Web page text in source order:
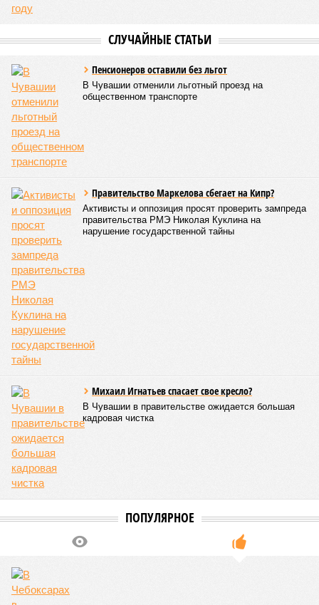
СЛУЧАЙНЫЕ СТАТЬИ
Пенсионеров оставили без льгот
В Чувашии отменили льготный проезд на
общественном транспорте
Правительство Маркелова сбегает на Кипр?
Активисты и оппозиция просят проверить зампреда
правительства РМЭ Николая Куклина на
нарушение государственной тайны
Михаил Игнатьев спасает свое кресло?
В Чувашии в правительстве ожидается большая
кадровая чистка
ПОПУЛЯРНОЕ